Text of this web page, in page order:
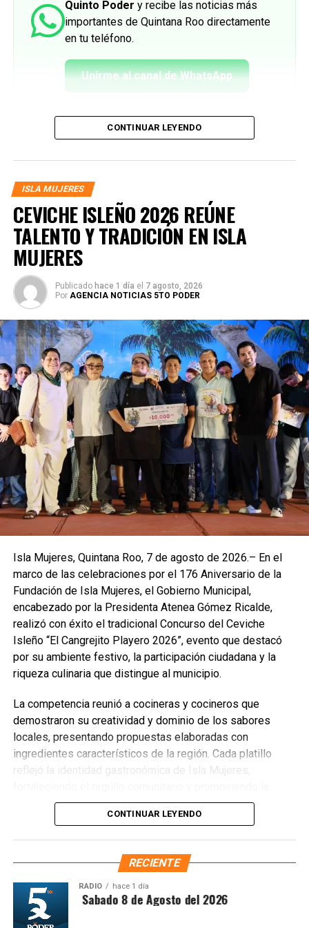
Quinto Poder y recibe las noticias más
importantes de Quintana Roo directamente
en tu teléfono.
Unirme al canal de WhatsApp
CONTINUAR LEYENDO
ISLA MUJERES
CEVICHE ISLEÑO 2026 REÚNE
TALENTO Y TRADICIÓN EN ISLA
MUJERES
Publicado hace 1 día el 7 agosto, 2026
Por AGENCIA NOTICIAS 5TO PODER
Isla Mujeres, Quintana Roo, 7 de agosto de 2026.– En el
marco de las celebraciones por el 176 Aniversario de la
Fundación de Isla Mujeres, el Gobierno Municipal,
encabezado por la Presidenta Atenea Gómez Ricalde,
realizó con éxito el tradicional Concurso del Ceviche
Isleño “El Cangrejito Playero 2026”, evento que destacó
por su ambiente festivo, la participación ciudadana y la
riqueza culinaria que distingue al municipio.
La competencia reunió a cocineras y cocineros que
demostraron su creatividad y dominio de los sabores
locales, presentando propuestas elaboradas con
ingredientes característicos de la región. Cada platillo
reflejó la identidad gastronómica de Isla Mujeres,
preservación de las tradiciones culinarias que han dado
prestigio al destino.CONTINUAR LEYENDO
RECIENTE
RADIO hace 1 día
Matutina Sabado 8 de Agosto del 2026